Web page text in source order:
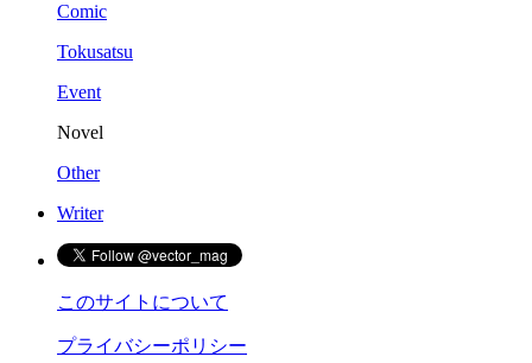
Comic
Tokusatsu
Event
Novel
Other
Writer
このサイトについて
プライバシーポリシー